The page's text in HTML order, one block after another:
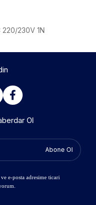
230V 1N
Ol
Abone Ol
e-posta adresime ticari